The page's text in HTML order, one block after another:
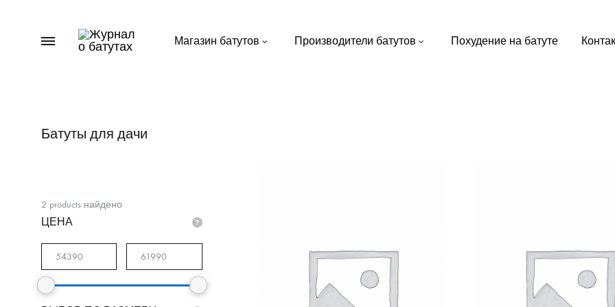
Menu
для
Магазин батутов Производители батутов Похудение на батуте
Батуты для дачи
2 products найдено
ЦЕНА